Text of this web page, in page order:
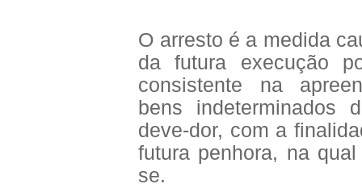
O arresto é a medida
da futura execução
consistente na
bens indeterminados
deve-dor, com a
futura penhora, na
se.